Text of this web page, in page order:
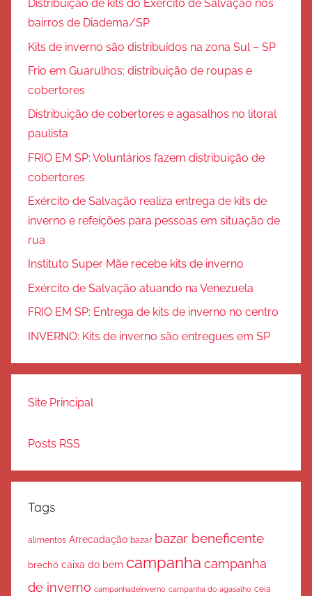
Distribuição de kits do Exército de Salvação nos
bairros de Diadema/SP
Kits de inverno são distribuídos na zona Sul – SP
Frio em Guarulhos: distribuição de roupas e
cobertores
Distribuição de cobertores e agasalhos no litoral
paulista
FRIO EM SP: Voluntários fazem distribuição de
cobertores
Exército de Salvação realiza entrega de kits de
inverno e refeições para pessoas em situação de
rua
Instituto Super Mãe recebe kits de inverno
Exército de Salvação atuando na Venezuela
FRIO EM SP: Entrega de kits de inverno no centro
INVERNO: Kits de inverno são entregues em SP
Site Principal
Posts RSS
Tags
alimentos Arrecadação bazar bazar beneficente
brechó caixa do bem campanha campanha
de inverno campanhadeinverno campanha do agasalho ceia